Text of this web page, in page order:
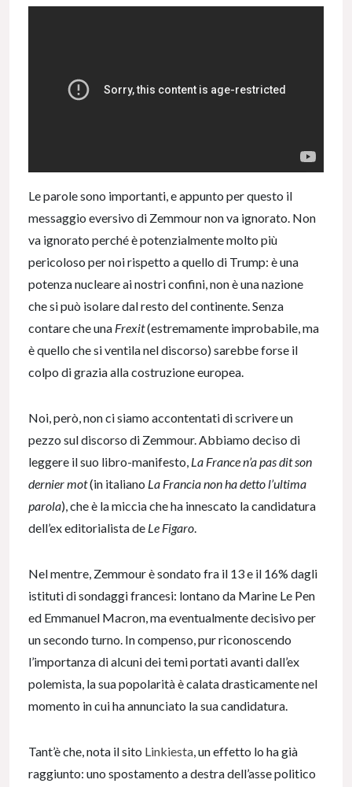
Le parole sono importanti, e appunto per questo il
messaggio eversivo di Zemmour non va ignorato. Non
va ignorato perché è potenzialmente molto più
pericoloso per noi rispetto a quello di Trump: è una
potenza nucleare ai nostri confini, non è una nazione
che si può isolare dal resto del continente. Senza
contare che una Frexit(estremamente improbabile, ma
è quello che si ventila nel discorso) sarebbe forse il
colpo di grazia alla costruzione europea.
Noi, però, non ci siamo accontentati di scrivere un
pezzo sul discorso di Zemmour. Abbiamo deciso di
leggere il suo libro-manifesto, La France n’a pas dit son
dernier mot(in italiano La Francia non ha detto l’ultima
parola), che è la miccia che ha innescato la candidatura
dell’ex editorialista de Le Figaro.
Nel mentre, Zemmour è sondato fra il 13 e il 16% dagli
istituti di sondaggi francesi: lontano da Marine Le Pen
ed Emmanuel Macron, ma eventualmente decisivo per
un secondo turno. In compenso, pur riconoscendo
l’importanza di alcuni dei temi portati avanti dall’ex
polemista, la sua popolarità è calata drasticamente nel
momento in cui ha annunciato la sua candidatura.
Tant’è che, nota il sito Linkiesta, un effetto lo ha già
raggiunto: uno spostamento a destra dell’asse politico